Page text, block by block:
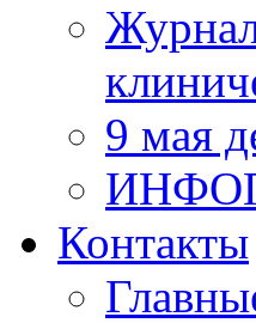
9 мая
Контакты